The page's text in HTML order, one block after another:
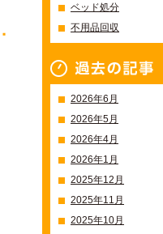
ベッド処分
不用品回収
2026年6月
2026年5月
2026年4月
2026年1月
2025年12月
2025年11月
2025年10月